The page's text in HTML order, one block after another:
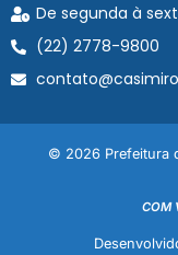
De segunda à
(22) 2778-9800
© 2026 Prefeitura
COM